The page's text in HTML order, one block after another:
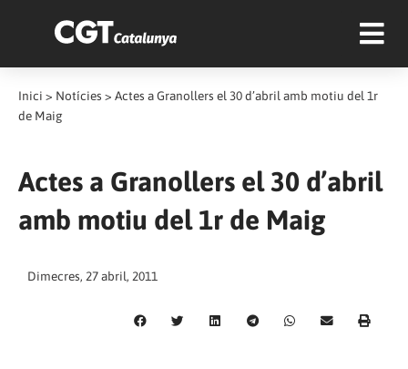
Inici > Notícies > Actes a Granollers el 30 d’abril amb motiu del 1r
de Maig
Actes a Granollers el 30 d’abril
amb motiu del 1r de Maig
Dimecres, 27 abril, 2011